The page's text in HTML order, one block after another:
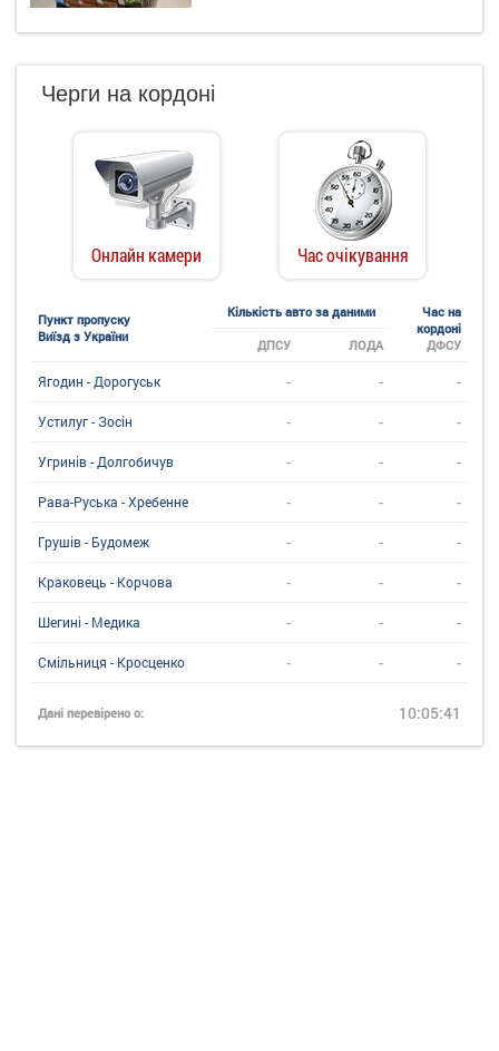
Черги на кордоні
Онлайн камери Час очікування
Пункт пропуску
Виїзд з України
Кількість авто за даними
Час на
кордоні
ДФСУ
ДПСУ ЛОДА
Ягодин - Дорогуськ - - -
Устилуг - Зосін - - -
Угринiв - Долгобичув - - -
Рава-Руська - Хребенне - - -
Грушів - Будомеж - - -
Краковець - Корчова - - -
Шегині - Медика - - -
Смільниця - Кросценко - - -
Дані перевірено о: 10:05:41